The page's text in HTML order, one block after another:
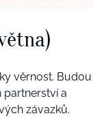
věrnost. Budou
partnerství a
závazků.